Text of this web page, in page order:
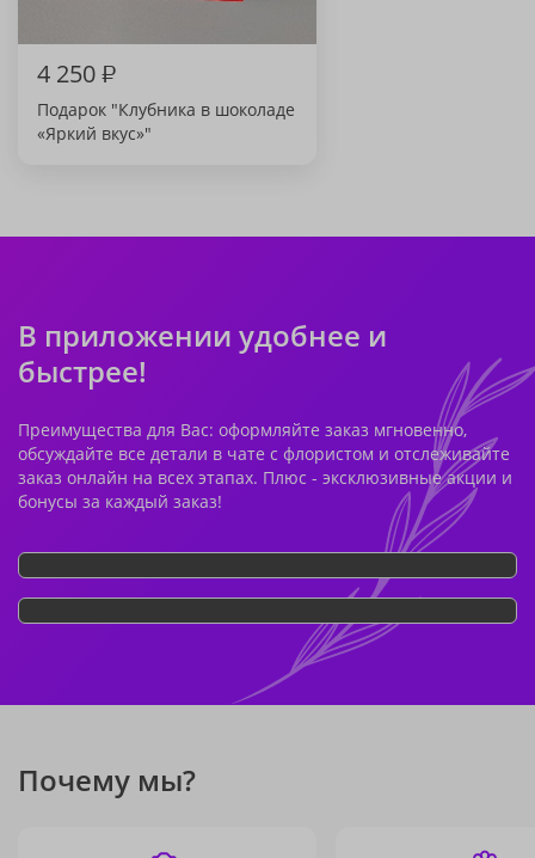
4 250₽
Подарок "Клубника в шоколаде
«Яркий вкус»"
В приложении удобнее и
быстрее!
Преимущества для Вас: оформляйте заказ мгновенно,
обсуждайте все детали в чате с флористом и отслеживайте
заказ онлайн на всех этапах. Плюс - эксклюзивные акции и
бонусы за каждый заказ!
Почему мы?